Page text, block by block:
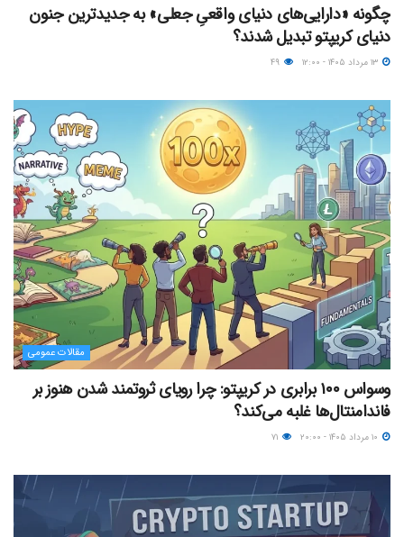
چگونه «دارایی‌های دنیای واقعیِ جعلی» به جدیدترین جنون
دنیای کریپتو تبدیل شدند؟
مقالات عمومی
وسواس ۱۰۰ برابری در کریپتو: چرا رویای ثروتمند شدن هنوز بر
فاندامنتال‌ها غلبه می‌کند؟